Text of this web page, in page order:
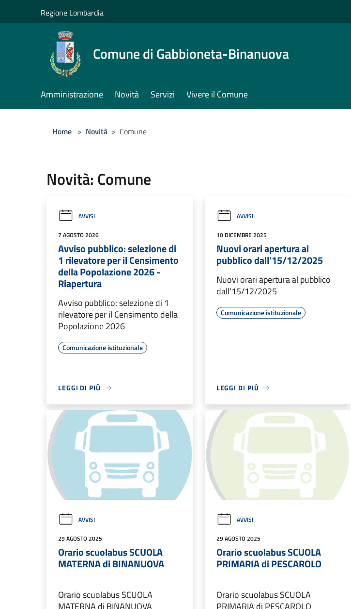
Regione Lombardia
Comune di Gabbioneta-Binanuova
Amministrazione Novità Servizi Vivere il Comune
Home > Novità > Comune
Novità: Comune
AVVISI
7 AGOSTO 2026
Avviso pubblico: selezione di
1 rilevatore per il Censimento
della Popolazione 2026 -
Riapertura
Avviso pubblico: selezione di 1
rilevatore per il Censimento della
Popolazione 2026
Comunicazione istituzionale
LEGGI DI PIÙ
AVVISI
10 DICEMBRE 2025
Nuovi orari apertura al
pubblico dall'15/12/2025
Nuovi orari apertura al pubblico
dall'15/12/2025
Comunicazione istituzionale
LEGGI DI PIÙ
AVVISI
29 AGOSTO 2025
Orario scuolabus SCUOLA
MATERNA di BINANUOVA
Orario scuolabus SCUOLA
AVVISI
29 AGOSTO 2025
Orario scuolabus SCUOLA
PRIMARIA di PESCAROLO
Orario scuolabus SCUOLA